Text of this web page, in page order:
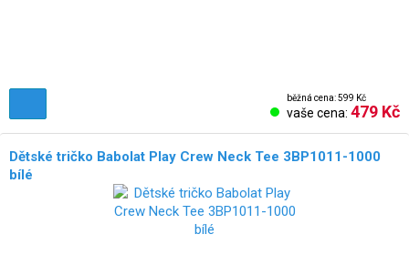
běžná cena: 599 Kč
vaše cena: 479 Kč
Dětské tričko Babolat Play Crew Neck Tee 3BP1011-1000
bílé